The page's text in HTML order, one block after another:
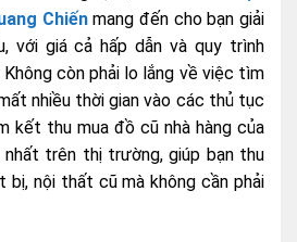
Chiếnmang đến cho bạn giải
với giá cả hấp dẫn và quy trình
Không còn phải lo lắng về việc tìm
nhiều thời gian vào các thủ tục
kết thu mua đồ cũ nhà hàng của
nhất trên thị trường, giúp bạn thu
nội thất cũ mà không cần phải